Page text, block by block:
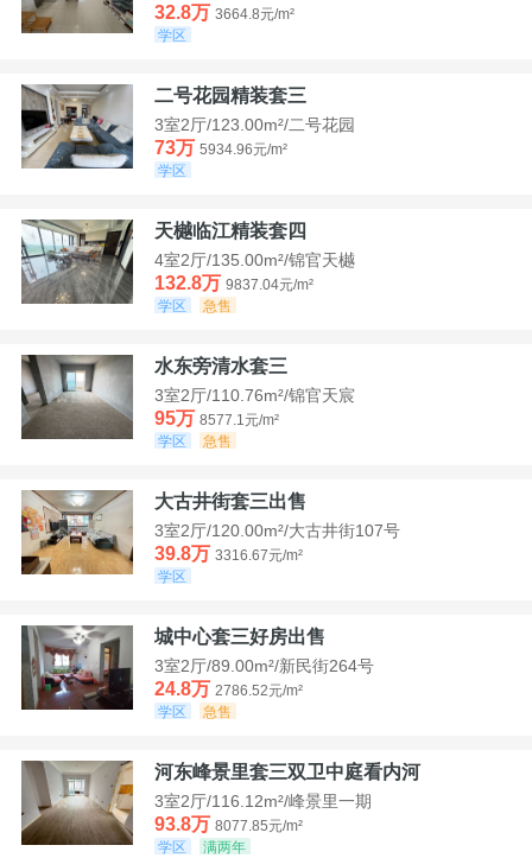
32.8万 3664.8元/m²
学区
二号花园精装套三
3室2厅/123.00m²/二号花园
73万 5934.96元/m²
学区
天樾临江精装套四
4室2厅/135.00m²/锦官天樾
132.8万 9837.04元/m²
学区
急售
水东旁清水套三
3室2厅/110.76m²/锦官天宸
95万 8577.1元/m²
学区
急售
大古井街套三出售
3室2厅/120.00m²/大古井街107号
39.8万 3316.67元/m²
学区
城中心套三好房出售
3室2厅/89.00m²/新民街264号
24.8万 2786.52元/m²
学区
急售
河东峰景里套三双卫中庭看内河
3室2厅/116.12m²/峰景里一期
93.8万 8077.85元/m²
学区
满两年